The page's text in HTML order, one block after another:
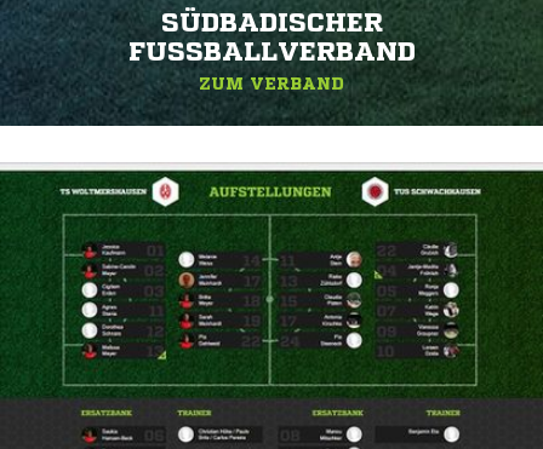
SÜDBADISCHER
FUSSBALLVERBAND
ZUM VERBAND